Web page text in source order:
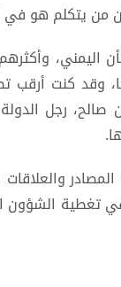
من يتكلم هو
اليمني،
رجل
والعلاقات
تغطية